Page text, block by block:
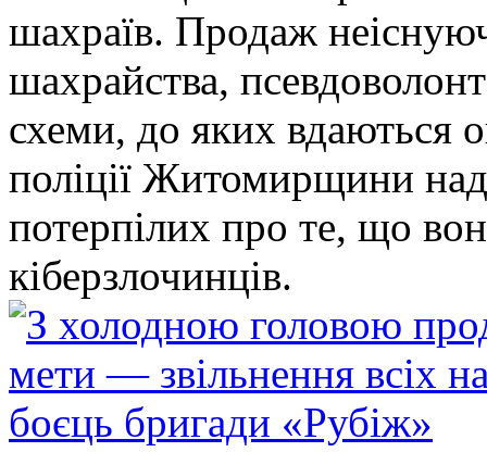
шахраїв. Продаж
шахрайства,
схеми, до яких
поліції Житомирщини
потерпілих про те, що
кіберзлочинців.